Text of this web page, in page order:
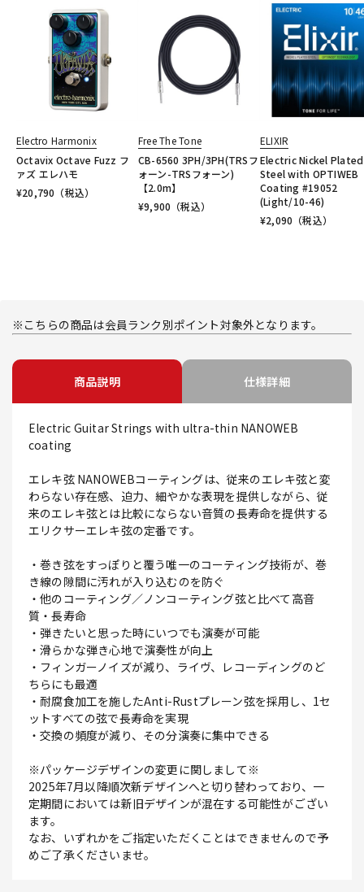
Electro Harmonix
Octavix Octave Fuzz フ
ァズ エレハモ
¥20,790 （税込）
Free The Tone
CB-6560 3PH/3PH(TRSフ
ォーン-TRSフォーン)
【2.0m】
¥9,900 （税込）
ELIXIR
Electric Nickel Plated
Steel with OPTIWEB
Coating #19052
(Light/10-46)
¥2,090 （税込）
※こちらの商品は会員ランク別ポイント対象外となります。
商品説明 仕様詳細
Electric Guitar Strings with ultra-thin NANOWEB
coating
エレキ弦 NANOWEBコーティングは、従来のエレキ弦と変
わらない存在感、迫力、細やかな表現を提供しながら、従
来のエレキ弦とは比較にならない音質の長寿命を提供する
エリクサーエレキ弦の定番です。
・巻き弦をすっぽりと覆う唯一のコーティング技術が、巻
き線の隙間に汚れが入り込むのを防ぐ
・他のコーティング／ノンコーティング弦と比べて高音
質・長寿命
・弾きたいと思った時にいつでも演奏が可能
・滑らかな弾き心地で演奏性が向上
・フィンガーノイズが減り、ライヴ、レコーディングのど
ちらにも最適
・耐腐食加工を施したAnti-Rustプレーン弦を採用し、1セ
ットすべての弦で長寿命を実現
・交換の頻度が減り、その分演奏に集中できる
※パッケージデザインの変更に関しまして※
2025年7月以降順次新デザインへと切り替わっており、一
定期間においては新旧デザインが混在する可能性がござい
ます。
なお、いずれかをご指定いただくことはできませんので予
めご了承くださいませ。